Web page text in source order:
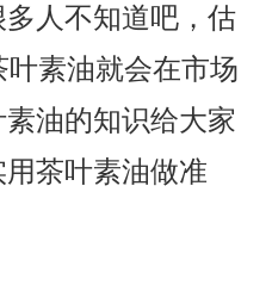
人不知道吧，估
素油就会在市场
油的知识给大家
茶叶素油做准